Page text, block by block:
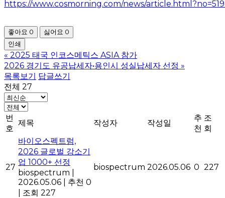
https://www.cosmorning.com/news/
좋아요 0 싫어요 0
인쇄
« 2025 태국 인코스메틱스 ASIA 참가
2026 경기도 유공납세자•용인시 성실납세자 선정 »
목록보기 답글쓰기
전체 27
번
호
제목 작성자 작성일
추
천
조
회
27
바이오스펙트럼,
2026 글로벌 강소기
업 1000+ 선정
biospectrum
2026.05.06
추천 0
조회 227
biospectrum 2026.05.06 0 227